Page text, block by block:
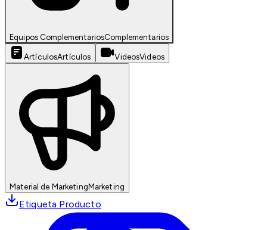
Equipos ComplementariosComplementarios
ArtículosArtículos VideosVideos
Material de MarketingMarketing
Etiqueta Producto